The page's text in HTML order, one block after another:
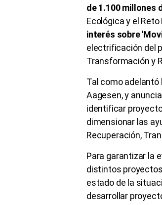
de 1.100 millones
Ecológica y el
interés sobre
electrificación del
Transformación y
Tal como adelantó
Aagesen, y
identificar
dimensionar las
Recuperación,
Para garantizar la
distintos
estado de la
desarrollar